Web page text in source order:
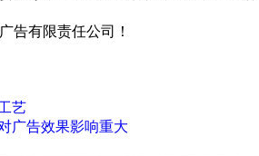
告有限责任公司！
艺
广告效果影响重大